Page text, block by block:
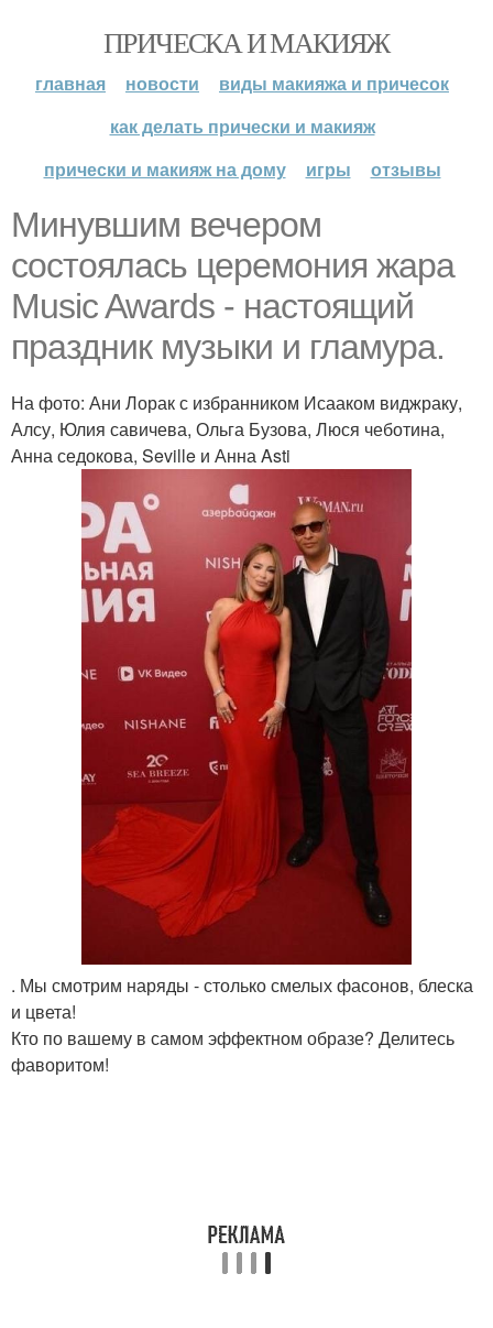
ПРИЧЕСКА И МАКИЯЖ
главная новости
виды макияжа и причесок
как делать прически и макияж
прически и макияж на дому
игры отзывы
Минувшим вечером
состоялась церемония жара
Music Awards - настоящий
праздник музыки и гламура.
На фото: Ани Лорак с избранником Исааком виджраку,
Алсу, Юлия савичева, Ольга Бузова, Люся чеботина,
Анна седокова, Seville и Анна Asti
. Мы смотрим наряды - столько смелых фасонов, блеска
и цвета!
Кто по вашему в самом эффектном образе? Делитесь
фаворитом!